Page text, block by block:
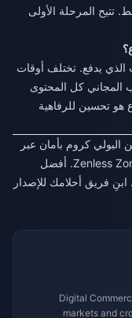
تتيح المرحلة الأولى
من أداء اللاعب الذي يدفع. تختلف أوقات
ينهي اللاعب المجاني كل المحتوى
هو تحسين للرفاهية
كروم بأمان عبر
BitTopup — الشريك الموثوق لموارد Zenless Zone Zero. أفضل
فريق أحلامك للإصدار
Digital
markets and